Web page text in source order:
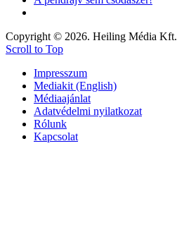
Copyright © 2026. Heiling Média Kft.
Scroll to Top
Impresszum
Mediakit (English)
Médiaajánlat
Adatvédelmi nyilatkozat
Rólunk
Kapcsolat